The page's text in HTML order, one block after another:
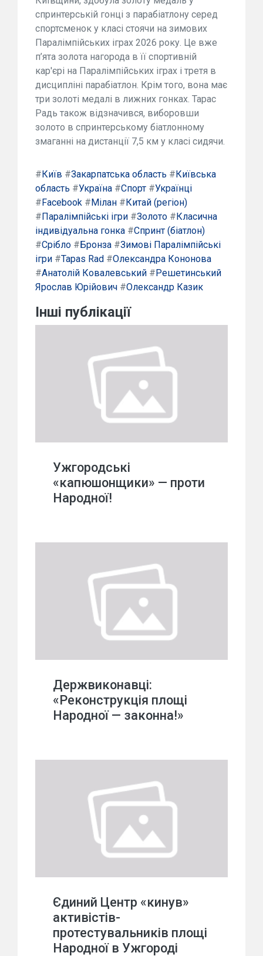
спринтерській гонці з парабіатлону серед
спортсменок у класі стоячи на зимових
Паралімпійських іграх 2026 року. Це вже
п’ята золота нагорода в її спортивній
кар'єрі на Паралімпійських іграх і третя в
дисципліні парабіатлон. Крім того, вона має
три золоті медалі в лижних гонках. Тарас
Радь також відзначився, виборовши
золото в спринтерському біатлонному
змаганні на дистанції 7,5 км у класі сидячи.
#Київ #Закарпатська область #Київська
область #Україна #Спорт #Українці
#Facebook #Мілан #Китай (регіон)
#Паралімпійські ігри #Золото #Класична
індивідуальна гонка #Спринт (біатлон)
#Срібло #Бронза #Зимові Паралімпійські
ігри #Тарas Rad #Олександра Кононова
#Анатолій Ковалевський #Решетинський
Ярослав Юрійович #Олександр Казик
Інші публікації
Ужгородські
«капюшонщики» — проти
Народної!
Держвиконавці:
«Реконструкція площі
Народної — законна!»
Єдиний Центр «кинув»
активістів-
протестувальників площі
Народної в Ужгороді